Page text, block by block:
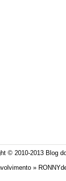
© 2010-2013 Blog
»